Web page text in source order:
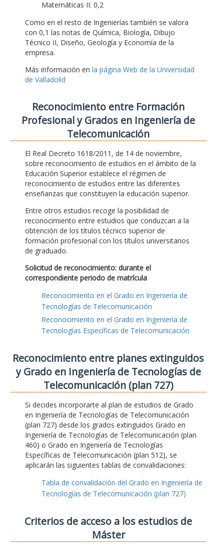
Matemáticas II: 0,2
Como en el resto de Ingenierías también se valora
con 0,1 las notas de Química, Biología, Dibujo
Técnico II, Diseño, Geología y Economía de la
empresa.
Más información en la página Web de la Universidad
de Valladolid
Reconocimiento entre Formación
Profesional y Grados en Ingeniería de
Telecomunicación
El Real Decreto 1618/2011, de 14 de noviembre,
sobre reconocimiento de estudios en el ámbito de la
Educación Superior establece el régimen de
reconocimiento de estudios entre las diferentes
enseñanzas que constituyen la educación superior.
Entre otros estudios recoge la posibilidad de
reconocimiento entre estudios que conduzcan a la
obtención de los títulos técnico superior de
formación profesional con los títulos universitarios
de graduado.
Solicitud de reconocimiento: durante el
correspondiente periodo de matrícula
Reconocimiento en el Grado en Ingeniería de
Tecnologías de Telecomunicación
Reconocimiento en el Grado en Ingeniería de
Tecnologías Específicas de Telecomunicación
Reconocimiento entre planes extinguidos
y Grado en Ingeniería de Tecnologías de
Telecomunicación (plan 727)
Si decides incorporarte al plan de estudios de Grado
en Ingeniería de Tecnologías de Telecomunicación
(plan 727) desde los grados extinguidos Grado en
Ingeniería de Tecnologías de Telecomunicación (plan
460) o Grado en Ingeniería de Tecnologías
Específicas de Telecomunicación (plan 512), se
aplicarán las siguientes tablas de convalidaciones:
Tabla de convalidación del Grado en Ingeniería de
Tecnologías de Telecomunicación (plan 727)
Criterios de acceso a los estudios de
Máster